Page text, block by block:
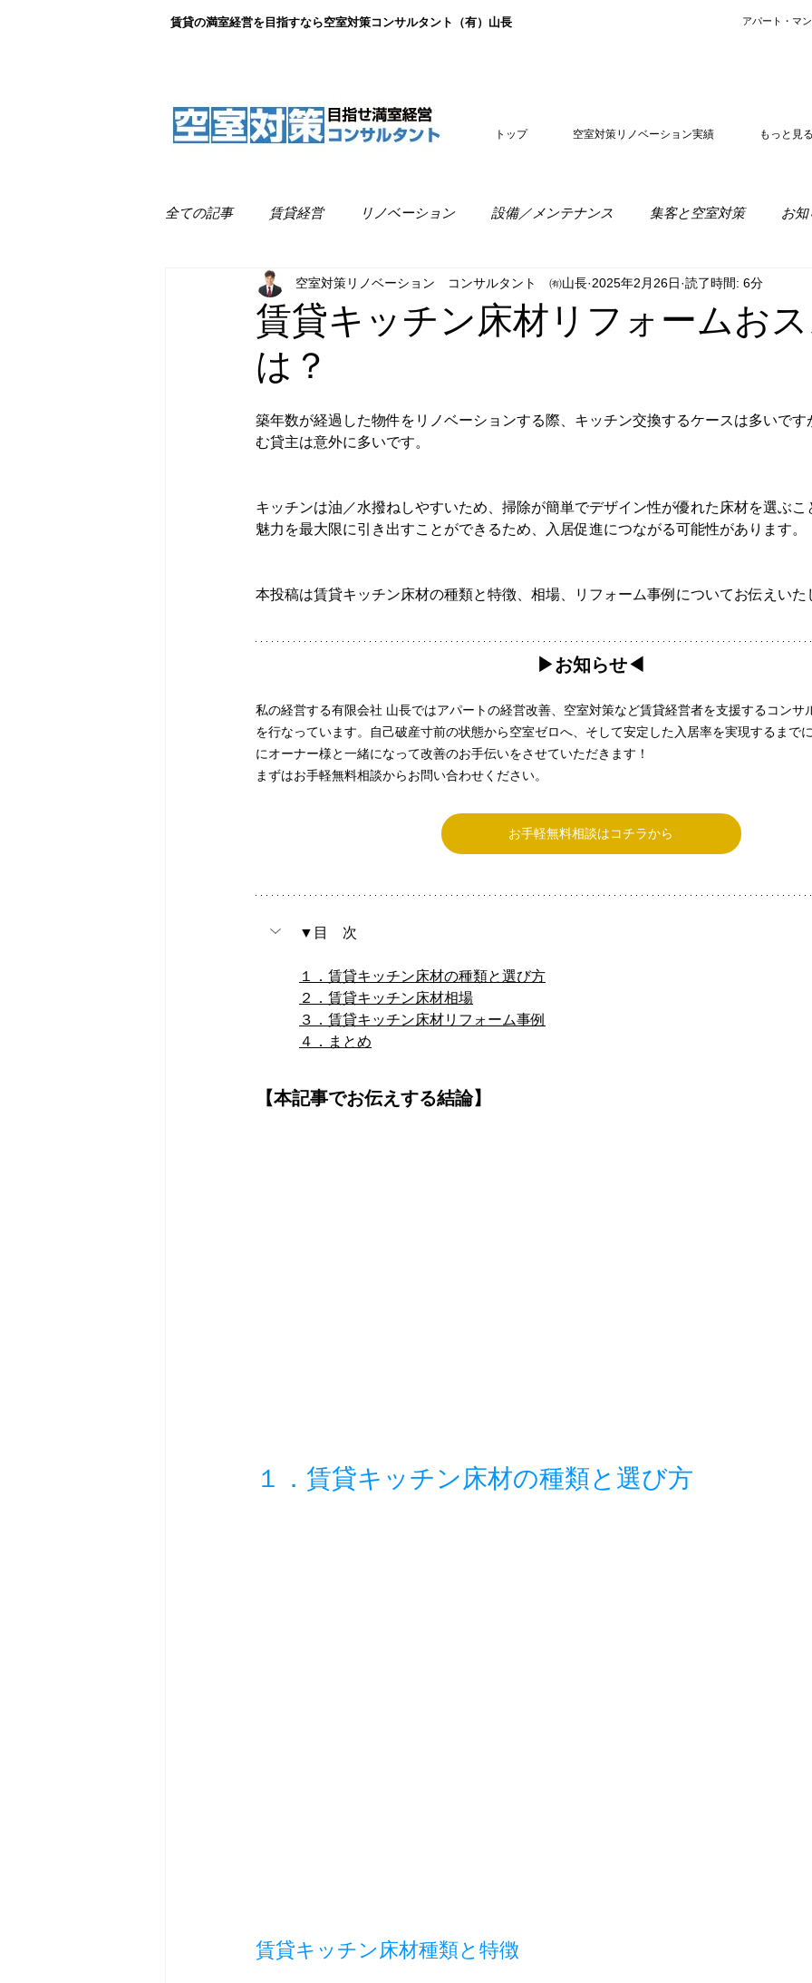
賃貸の満室経営を目指すなら空室対策コンサルタント（有）山長 アパート・マ
トップ 空室対策リノベーション実績 もっと見る
全ての記事 賃貸経営 リノベーション 設備／メンテナンス 集客と空室対策 お
リノベーション事例紹介 満室経営 リノベーションの疑問
賃貸キッチン床材リフォームおス
は？
空室対策リノベーション コンサルタント ㈲山長 2025年2月26日 読了時間: 6分
築年数が経過した物件をリノベーションする際、キッチン交換するケースは多いです
む貸主は意外に多いです。
キッチンは油／水撥ねしやすいため、掃除が簡単でデザイン性が優れた床材を選ぶこ
魅力を最大限に引き出すことができるため、入居促進につながる可能性があります。
本投稿は賃貸キッチン床材の種類と特徴、相場、リフォーム事例についてお伝えいた
▶︎お知らせ◀︎
私の経営する有限会社 山長ではアパートの経営改善、空室対策など賃貸経営者を支援するコンサ
を行なっています。自己破産寸前の状態から空室ゼロへ、そして安定した入居率を実現するまで
にオーナー様と一緒になって改善のお手伝いをさせていただきます！
まずはお手軽無料相談からお問い合わせください。
お手軽無料相談はコチラから
▼目　次
１．賃貸キッチン床材の種類と選び方
２．賃貸キッチン床材相場
３．賃貸キッチン床材リフォーム事例
４．まとめ
【本記事でお伝えする結論】
１．賃貸キッチン床材の種類と選び方
賃貸キッチン床材種類と特徴